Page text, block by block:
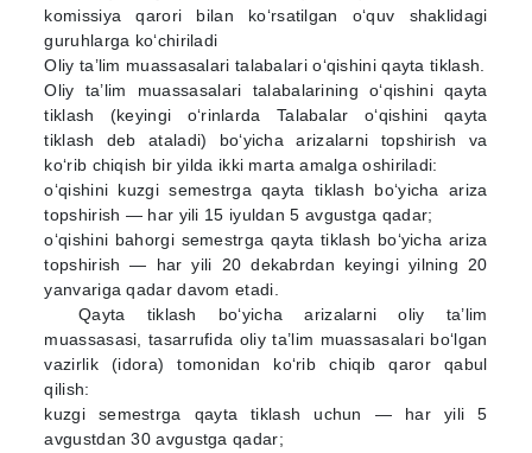
komissiya qarori bilan ko‘rsatilgan o‘quv shaklidagi
guruhlarga ko‘chiriladi
Oliy ta’lim muassasalari talabalari o‘qishini qayta tiklash.
Oliy ta’lim muassasalari talabalarining o‘qishini qayta
tiklash (keyingi o‘rinlarda Talabalar o‘qishini qayta
tiklash deb ataladi) bo‘yicha arizalarni topshirish va
ko‘rib chiqish bir yilda ikki marta amalga oshiriladi:
o‘qishini kuzgi semestrga qayta tiklash bo‘yicha ariza
topshirish — har yili 15 iyuldan 5 avgustga qadar;
o‘qishini bahorgi semestrga qayta tiklash bo‘yicha ariza
topshirish — har yili 20 dekabrdan keyingi yilning 20
yanvariga qadar davom etadi.
Qayta tiklash bo‘yicha arizalarni oliy ta’lim
muassasasi, tasarrufida oliy ta’lim muassasalari bo‘lgan
vazirlik (idora) tomonidan ko‘rib chiqib qaror qabul
qilish:
kuzgi semestrga qayta tiklash uchun — har yili 5
avgustdan 30 avgustga qadar;